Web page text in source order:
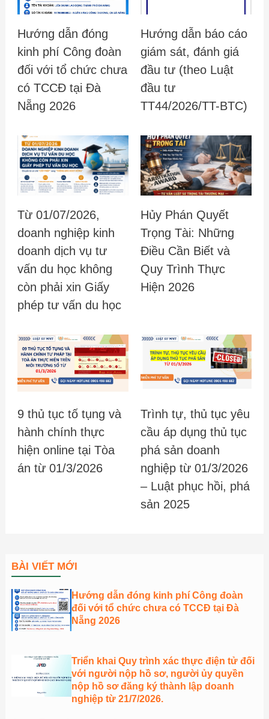
Hướng dẫn đóng
kinh phí Công đoàn
đối với tổ chức chưa
có TCCĐ tại Đà
Nẵng 2026
Hướng dẫn báo cáo
giám sát, đánh giá
đầu tư (theo Luật
đầu tư
TT44/2026/TT-BTC)
Từ 01/07/2026,
doanh nghiệp kinh
doanh dịch vụ tư
vấn du học không
còn phải xin Giấy
phép tư vấn du học
Hủy Phán Quyết
Trọng Tài: Những
Điều Cần Biết và
Quy Trình Thực
Hiện 2026
9 thủ tục tố tụng và
hành chính thực
hiện online tại Tòa
án từ 01/3/2026
Trình tự, thủ tục yêu
cầu áp dụng thủ tục
phá sản doanh
nghiệp từ 01/3/2026
– Luật phục hồi, phá
sản 2025
BÀI VIẾT MỚI
Hướng dẫn đóng kinh phí Công đoàn
đối với tổ chức chưa có TCCĐ tại Đà
Nẵng 2026
Triển khai Quy trình xác thực điện tử đối
với người nộp hồ sơ, người ủy quyền
nộp hồ sơ đăng ký thành lập doanh
nghiệp từ 21/7/2026.